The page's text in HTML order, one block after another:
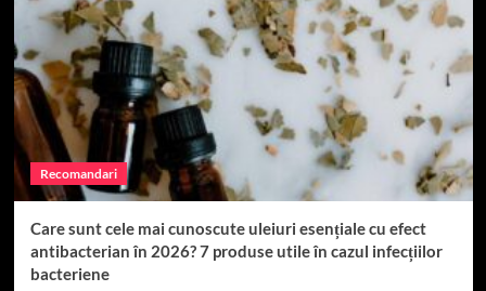
Recomandari
Care sunt cele mai cunoscute uleiuri esențiale cu efect
antibacterian în 2026? 7 produse utile în cazul infecțiilor
bacteriene